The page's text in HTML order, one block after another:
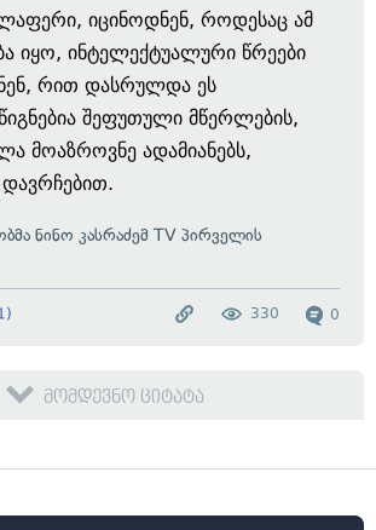
იცინოდნენ, როდესაც ამ
იყო, ინტელექტუალური წრეები
რით დასრულდა ეს
შეფუთული მწერლების,
მოაზროვნე ადამიანებს,
ნინო კასრაძემ TV პირველის
) 0
330
მომდევნო ციტატა